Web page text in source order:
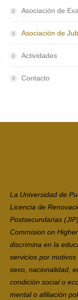
Asociación de
Asociación de
Actividades
Contacto
La Universidad de
Licencia de
Postsecundarias
Commision on
discrimina en la
servicios por
sexo, nacionalidad,
condición social o
mental o afiliación